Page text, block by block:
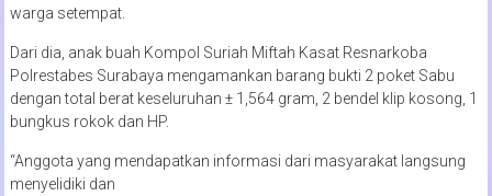
warga setempat.
Dari dia, anak buah Kompol Suriah Miftah Kasat Resnarkoba
Polrestabes Surabaya mengamankan barang bukti 2 poket Sabu
dengan total berat keseluruhan ± 1,564 gram, 2 bendel klip kosong, 1
bungkus rokok dan HP.
“Anggota yang mendapatkan informasi dari masyarakat langsung
menyelidiki dan